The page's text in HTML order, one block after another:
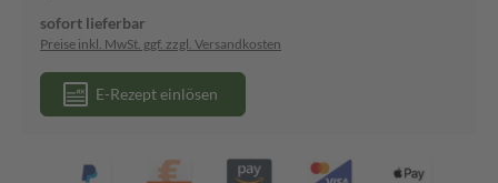
sofort lieferbar
Preise inkl. MwSt. ggf. zzgl. Versandkosten
E-Rezept einlösen